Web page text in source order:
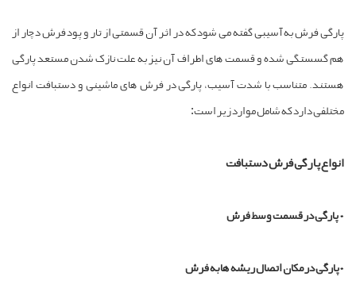
فرش به آسیبی گفته می شود که در اثر آن قسمتی از تار و پود فرش دچار از
گسستگی شده و قسمت های اطراف آن نیز به علت نازک شدن مستعد پارگی
متناسب با شدت آسیب، پارگی در فرش های ماشینی و دستبافت انواع
دارد که شامل موارد زیر است:
پارگی فرش دستبافت
پارگی در قسمت وسط فرش
در مکان اتصال ریشه ها به فرش